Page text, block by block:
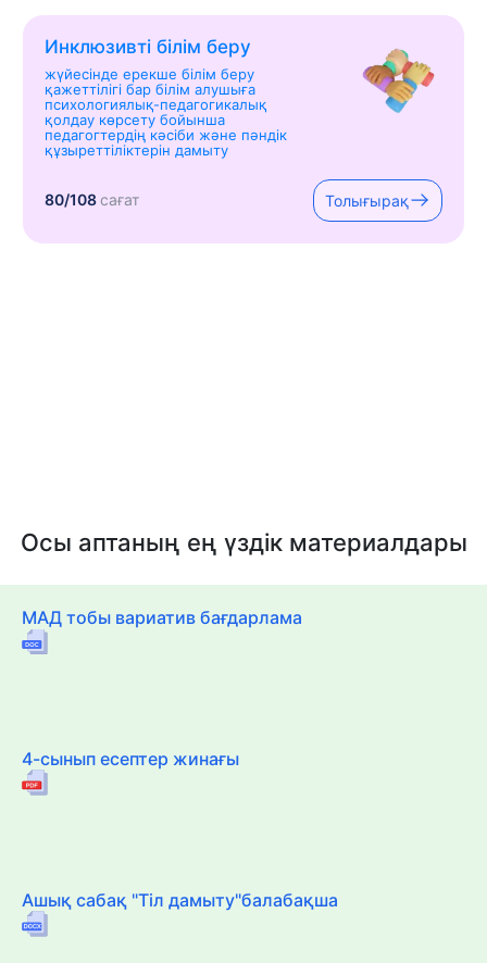
Инклюзивті білім беру
жүйесінде ерекше білім беру
қажеттілігі бар білім алушыға
психологиялық-педагогикалық
қолдау көрсету бойынша
педагогтердің кәсіби және пәндік
құзыреттіліктерін дамыту
80/108сағат Толығырақ
Осы аптаның ең үздік материалдары
МАД тобы вариатив бағдарлама
4-сынып есептер жинағы
Ашық сабақ "Тіл дамыту"балабақша